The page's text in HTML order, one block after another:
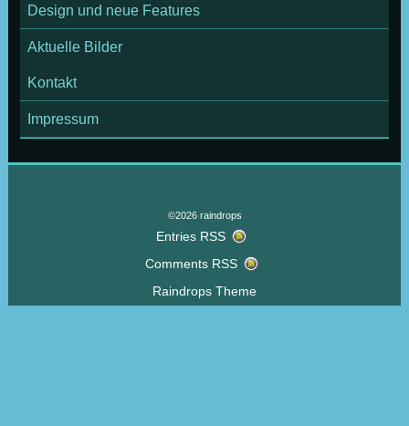
Design und neue Features
Aktuelle Bilder
Kontakt
Impressum
©2026 raindrops
Entries RSS
Comments RSS
Raindrops Theme